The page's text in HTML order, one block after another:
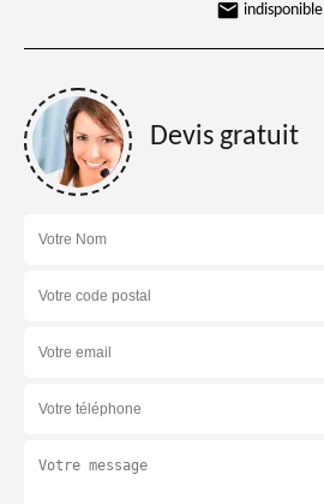
indisponible
Devis gratuit